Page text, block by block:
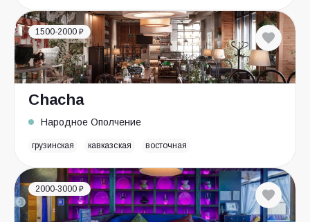
1500-2000 ₽
Chacha
Народное Ополчение
грузинская кавказская восточная
2000-3000 ₽